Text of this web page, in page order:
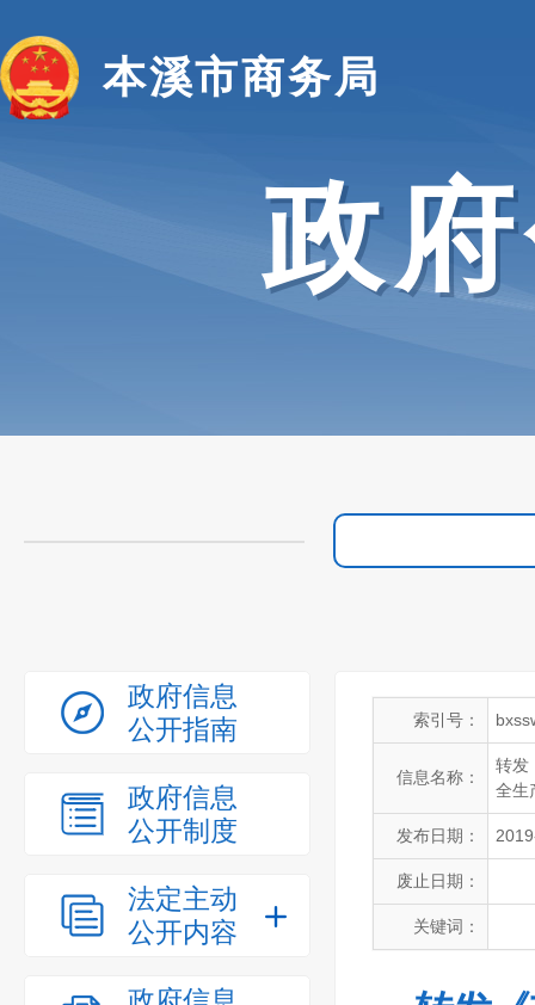
本溪市商务局
政
政府信息
公开指南
政府信息
公开制度
法定主动
公开内容
索引号：
信息名称：
转发
全生
发布日期：
废止日期：
关键词：